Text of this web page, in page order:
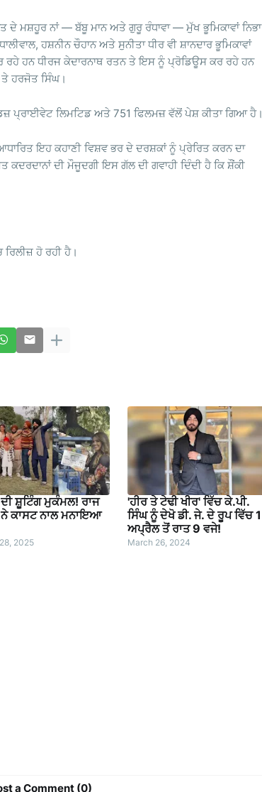
ਦੇ ਮਸ਼ਹੂਰ ਨਾਂ — ਬੱਬੂ ਮਾਨ ਅਤੇ ਗੁਰੂ ਰੰਧਾਵਾ — ਮੁੱਖ ਭੂਮਿਕਾਵਾਂ ਨਿਭਾ
ਹਸ਼ਨੀਨ ਚੌਹਾਨ ਅਤੇ ਸੁਨੀਤਾ ਧੀਰ ਵੀ ਸ਼ਾਨਦਾਰ ਭੂਮਿਕਾਵਾਂ
ਹਨ ਧੀਰਜ ਕੇਦਾਰਨਾਥ ਰਤਨ ਤੇ ਇਸ ਨੂੰ ਪ੍ਰੋਡਿਊਸ ਕਰ ਰਹੇ ਹਨ
ਹਰਜੋਤ ਸਿੰਘ।
ਪ੍ਰਾਈਵੇਟ ਲਿਮਟਿਡ ਅਤੇ 751 ਫਿਲਮਜ਼ ਵੱਲੋਂ ਪੇਸ਼ ਕੀਤਾ ਗਿਆ ਹੈ।
ਇਹ ਕਹਾਣੀ ਵਿਸ਼ਵ ਭਰ ਦੇ ਦਰਸ਼ਕਾਂ ਨੂੰ ਪ੍ਰੇਰਿਤ ਕਰਨ ਦਾ
ਕਦਰਦਾਨਾਂ ਦੀ ਮੌਜੂਦਗੀ ਇਸ ਗੱਲ ਦੀ ਗਵਾਹੀ ਦਿੰਦੀ ਹੈ ਕਿ ਸ਼ੌਂਕੀ
ਹੋ ਰਹੀ ਹੈ।
ਸ਼ੂਟਿੰਗ ਮੁਕੰਮਲ! ਰਾਜ
ਕਾਸਟ ਨਾਲ ਮਨਾਇਆ
2025
'ਹੀਰ ਤੇ ਟੇਢੀ ਖੀਰ' ਵਿੱਚ ਕੇ.ਪੀ.
ਸਿੰਘ ਨੂੰ ਦੇਖੋ ਡੀ. ਜੇ. ਦੇ ਰੂਪ ਵਿੱਚ 1
ਅਪ੍ਰੈਲ ਤੋਂ ਰਾਤ 9 ਵਜੇ!
March 26, 2024
a Comment (0)